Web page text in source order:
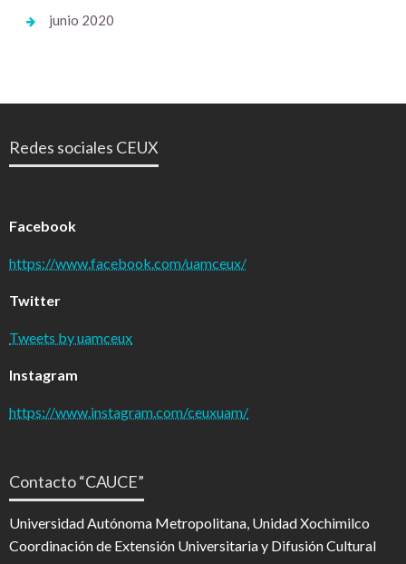
junio 2020
Redes sociales CEUX
Facebook
https://www.facebook.com/uamceux/
Twitter
Tweets by uamceux
Instagram
https://www.instagram.com/ceuxuam/
Contacto “CAUCE”
Universidad Autónoma Metropolitana, Unidad Xochimilco
Coordinación de Extensión Universitaria y Difusión Cultural